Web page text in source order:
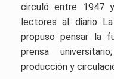
circuló entre 1947
lectores al diario
propuso pensar la
prensa
producción y